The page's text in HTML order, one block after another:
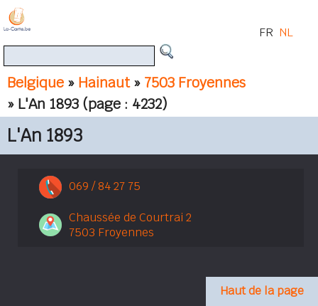
Belgique » Hainaut» 7503 Froyennes
» L'An 1893 (page : 4232)
FR NL
L'An 1893
069 / 84 27 75
Chaussée de Courtrai 2
7503 Froyennes
Haut de la page